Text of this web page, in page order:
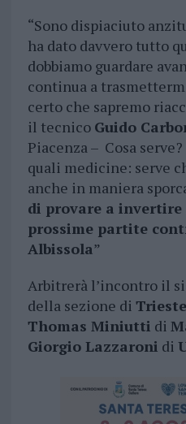
“Sono dispiaciuto
ha dato davvero tutto
dobbiamo guardare
continua a
certo che sapremo
il tecnico Guido
Piacenza – Cosa
quali medicine: serve
anche in maniera
di provare a
prossime partite
Albissola”
Arbitrerà l’incontro il
della sezione di Trieste
Thomas Miniutti di
Giorgio Lazzaroni di